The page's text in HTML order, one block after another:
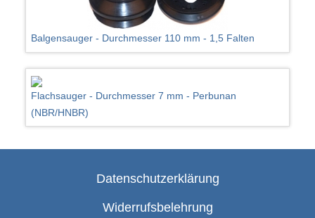
Balgensauger - Durchmesser 110 mm - 1,5 Falten
Flachsauger - Durchmesser 7 mm - Perbunan
(NBR/HNBR)
Datenschutzerklärung
Widerrufsbelehrung